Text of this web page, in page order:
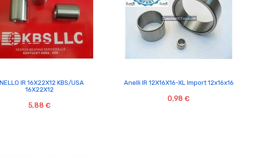

IR 16X22X12 KBS/USA
16X22X12
5,88 €

Anelli IR 12X16X16-XL Import 12x16x16
0,98 €